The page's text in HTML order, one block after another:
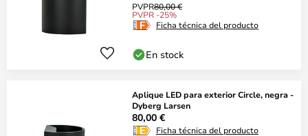
PVPR80,00 €
PVPR -25%
Ficha técnica del producto
En stock
Aplique LED para exterior Circle, negra -
Dyberg Larsen
80,00 €
Ficha técnica del producto